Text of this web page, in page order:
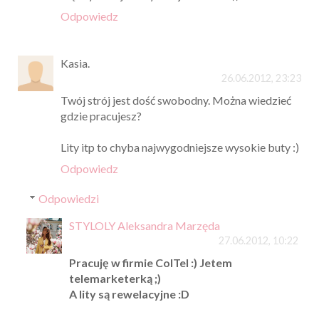
Odpowiedz
Kasia.
26.06.2012, 23:23
Twój strój jest dość swobodny. Można wiedzieć
gdzie pracujesz?
Lity itp to chyba najwygodniejsze wysokie buty :)
Odpowiedz
Odpowiedzi
STYLOLY Aleksandra Marzęda
27.06.2012, 10:22
Pracuję w firmie ColTel :) Jetem
telemarketerką ;)
A lity są rewelacyjne :D